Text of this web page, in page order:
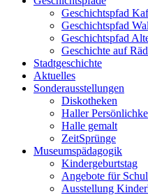
Geschichtspfad
Geschichtspfad
Geschichtspfad
Geschichte auf
Stadtgeschichte
Aktuelles
Sonderausstellungen
Diskotheken
Haller
Halle gemalt
ZeitSprünge
Museumspädagogik
Kindergeburtstag
Angebote für
Ausstellung